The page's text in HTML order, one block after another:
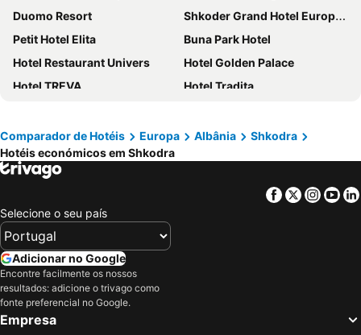
Duomo Resort
Shkoder Grand Hotel Europa, Affiliated by Melia
Petit Hotel Elita
Buna Park Hotel
Hotel Restaurant Univers
Hotel Golden Palace
Hotel TREVA
Hotel Tradita
Hotel Meteor
Hotel Ideal
Hotel Royal
Vizion Hotel
The Red Bricks Hotel
Hotel Kaduku
Oro Inn Hotel
Hotel Princ
Boga Alpine Resort
Hotel Athina
Comparador de Hotéis Europa Albânia
Shkodra
Hotéis económicos em Shkodra
Facebook
Twitter
Selecione o seu país
Adicionar no Google
Encontre facilmente os nossos
resultados: adicione o trivago como
fonte preferencial no Google.
Empresa